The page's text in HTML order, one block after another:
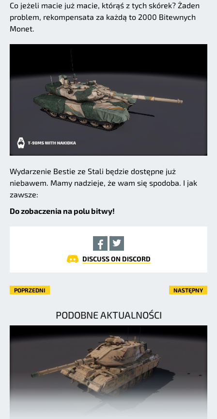
Co jeżeli macie już macie, którąś z tych skórek? Żaden
problem, rekompensata za każdą to 2000 Bitewnych
Monet.
Wydarzenie Bestie ze Stali będzie dostępne już
niebawem. Mamy nadzieje, że wam się spodoba. I jak
zawsze:
Do zobaczenia na polu bitwy!
DISCUSS ON DISCORD
POPRZEDNI NASTĘPNY
PODOBNE AKTUALNOŚCI